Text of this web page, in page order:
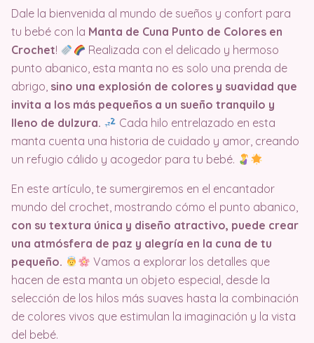
Dale la bienvenida al mundo de sueños y confort para
tu bebé con la Manta de Cuna Punto de Colores en
Crochet!
Realizada con el delicado y hermoso
punto abanico, esta manta no es solo una prenda de
abrigo, sino una explosión de colores y suavidad que
invita a los más pequeños a un sueño tranquilo y
lleno de dulzura.
Cada hilo entrelazado en esta
manta cuenta una historia de cuidado y amor, creando
un refugio cálido y acogedor para tu bebé.
En este artículo, te sumergiremos en el encantador
mundo del crochet, mostrando cómo el punto abanico,
con su textura única y diseño atractivo, puede crear
una atmósfera de paz y alegría en la cuna de tu
pequeño.
Vamos a explorar los detalles que
hacen de esta manta un objeto especial, desde la
selección de los hilos más suaves hasta la combinación
de colores vivos que estimulan la imaginación y la vista
del bebé.